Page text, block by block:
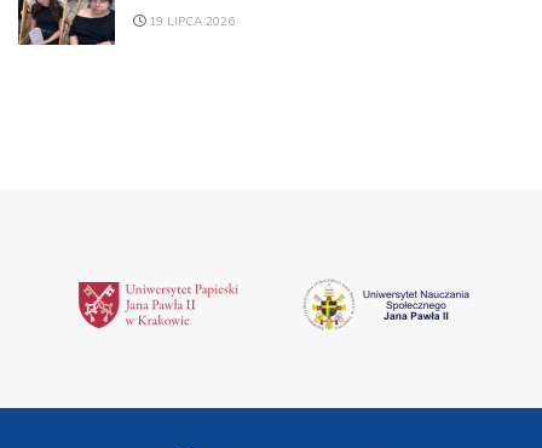
19 LIPCA 2026